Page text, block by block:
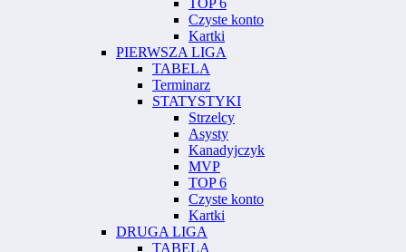
Czyste konto
Kartki
PIERWSZA LIGA
TABELA
Terminarz
STATYSTYKI
Strzelcy
Asysty
Kanadyjczyk
MVP
TOP 6
Czyste konto
Kartki
DRUGA LIGA
TABELA